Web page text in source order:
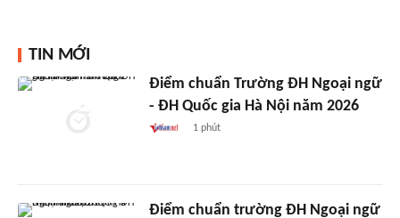
TIN MỚI
Điểm chuẩn Trường ĐH Ngoại ngữ
- ĐH Quốc gia Hà Nội năm 2026
1 phút
Điểm chuẩn trường ĐH Ngoại ngữ